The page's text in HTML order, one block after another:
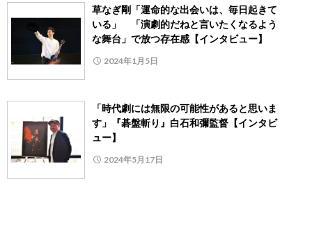
草なぎ剛「運命的な出会いは、毎日起きて
いる」 「演劇的だねと言いたくなるよう
な舞台」で放つ存在感【インタビュー】
2024年1月5日
「時代劇には無限の可能性があると思いま
す」『碁盤斬り』白石和彌監督【インタビ
ュー】
2024年5月17日